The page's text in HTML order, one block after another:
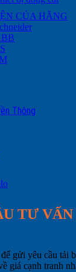
CỦA HÃNG
Thông
TƯ
gửi yêu cầu tải
giá cạnh tranh